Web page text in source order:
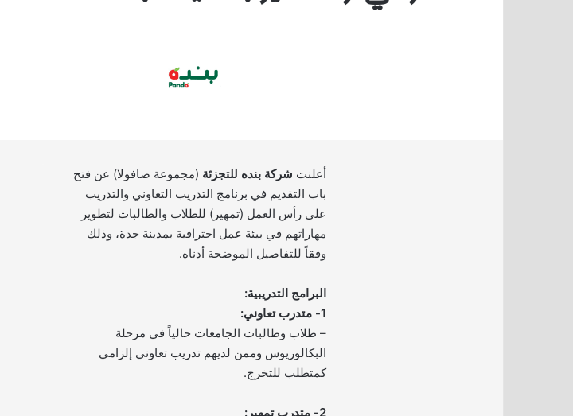
أعلنت شركة بنده للتجزئة (مجموعة صافولا) عن فتح
باب التقديم في برنامج التدريب التعاوني والتدريب
على رأس العمل (تمهير) للطلاب والطالبات لتطوير
مهاراتهم في بيئة عمل احترافية بمدينة جدة، وذلك
وفقاً للتفاصيل الموضحة أدناه.
البرامج التدريبية:
1- متدرب تعاوني:
– طلاب وطالبات الجامعات حالياً في مرحلة
البكالوريوس وممن لديهم تدريب تعاوني إلزامي
كمتطلب للتخرج.
2- متدرب تمهير: